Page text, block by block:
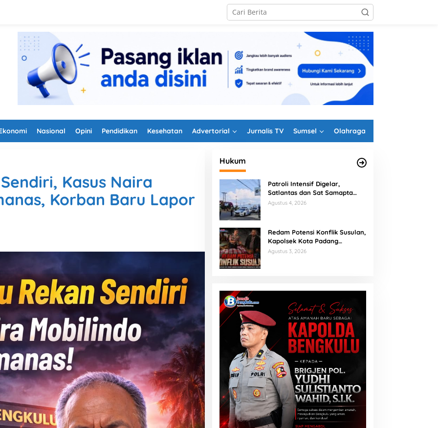
Nasional Opini Pendidikan Kesehatan Advertorial Jurnalis TV Sumsel Olahraga
Kasus Naira
Korban Baru Lapor
Hukum
Patroli Intensif Digelar,
Satlantas dan Sat Samapta
Polres Rejang Lebong
Agustus 4, 2026
Redam Potensi Konflik Susulan,
Kapolsek Kota Padang
Sambangi Kediaman Korban
Agustus 3, 2026